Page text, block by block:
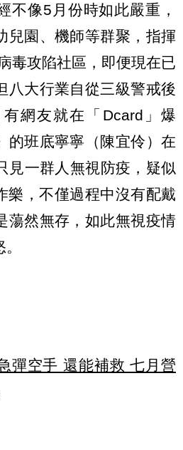
不像5月份時如此嚴重，
兒園、機師等群聚，指揮
毒攻陷社區，即便現在已
八大行業自從三級警戒後
網友就在「Dcard」爆
的班底寧寧（陳宜伶）在
見一群人無視防疫，疑似
樂，不僅過程中沒有配戴
蕩然無存，如此無視疫情
彈空手 還能補救 七月營